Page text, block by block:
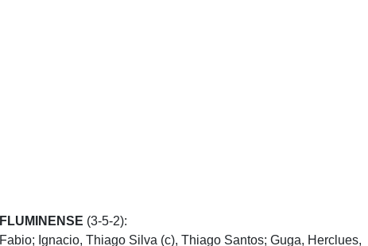
FLUMINENSE (3-5-2):
Fabio; Ignacio, Thiago Silva (c), Thiago Santos; Guga, Herclues,